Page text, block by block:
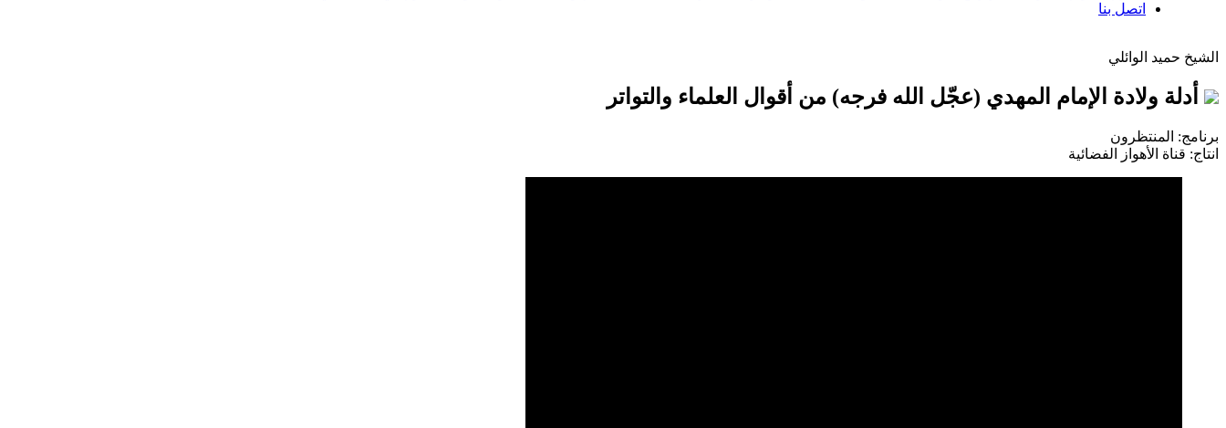
اتصل بنا
الشيخ حميد الوائلي
أدلة ولادة الإمام المهدي (عجّل الله فرجه) من أقوال العلماء والتواتر
برنامج: المنتظرون
انتاج: قناة الأهواز الفضائية